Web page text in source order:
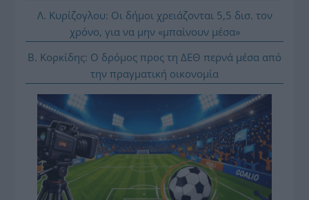
Λ. Κυρίζογλου: Οι δήμοι χρειάζονται 5,5 δισ. τον
χρόνο, για να μην «μπαίνουν μέσα»
Β. Κορκίδης: Ο δρόμος προς τη ΔΕΘ περνά μέσα από
την πραγματική οικονομία